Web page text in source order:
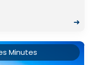
➜
Minutes